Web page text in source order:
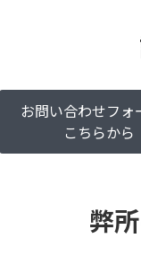
お問い合わせフォ
こちらから
弊